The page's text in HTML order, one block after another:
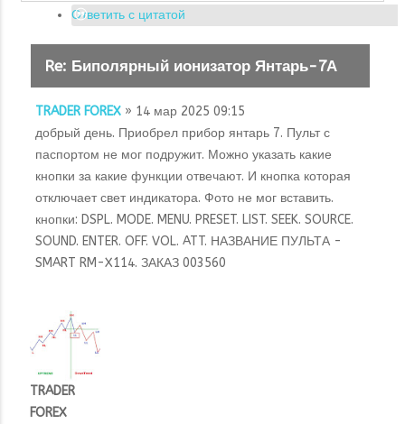
Ответить с цитатой
Re: Биполярный ионизатор Янтарь-7А
TRADER FOREX » 14 мар 2025 09:15
добрый день. Приобрел прибор янтарь 7. Пульт с
паспортом не мог подружит. Можно указать какие
кнопки за какие функции отвечают. И кнопка которая
отключает свет индикатора. Фото не мог вставить.
кнопки: DSPL. MODE. MENU. PRESET. LIST. SEEK. SOURCE.
SOUND. ENTER. OFF. VOL. ATT. НАЗВАНИЕ ПУЛЬТА -
SMART RM-X114. ЗАКАЗ 003560
TRADER
FOREX